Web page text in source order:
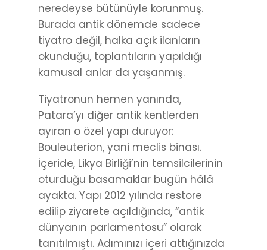
neredeyse bütünüyle korunmuş.
Burada antik dönemde sadece
tiyatro değil, halka açık ilanların
okunduğu, toplantıların yapıldığı
kamusal anlar da yaşanmış.
Tiyatronun hemen yanında,
Patara’yı diğer antik kentlerden
ayıran o özel yapı duruyor:
Bouleuterion, yani meclis binası.
İçeride, Likya Birliği’nin temsilcilerinin
oturduğu basamaklar bugün hâlâ
ayakta. Yapı 2012 yılında restore
edilip ziyarete açıldığında, “antik
dünyanın parlamentosu” olarak
tanıtılmıştı. Adımınızı içeri attığınızda